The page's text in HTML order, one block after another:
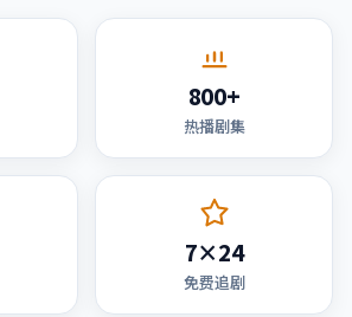
800+
热播剧集
7×24
免费追剧